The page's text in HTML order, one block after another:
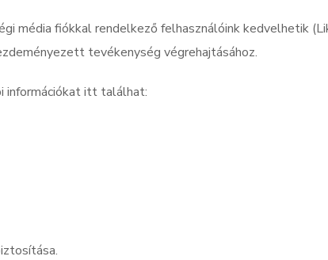
média fiókkal rendelkező felhasználóink kedvelhetik
tevékenység végrehajtásához.
információkat itt találhat: